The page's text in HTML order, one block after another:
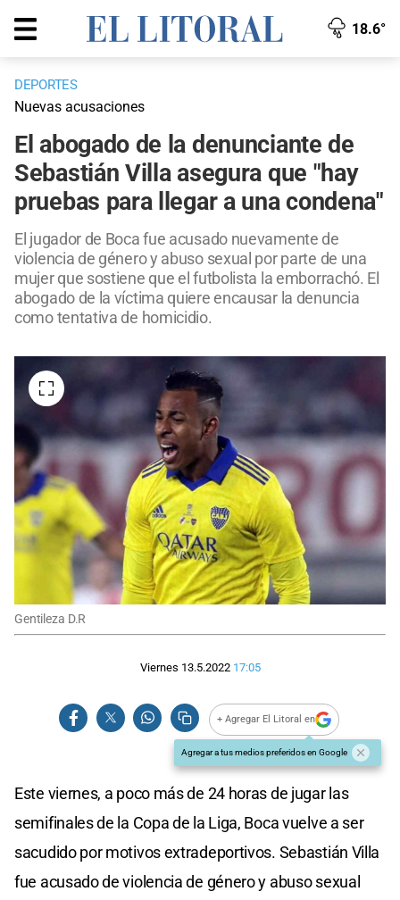
18.6°
DEPORTES
Nuevas acusaciones
El abogado de la denunciante de
Sebastián Villa asegura que "hay
pruebas para llegar a una condena"
El jugador de Boca fue acusado nuevamente de
violencia de género y abuso sexual por parte de una
mujer que sostiene que el futbolista la emborrachó. El
abogado de la víctima quiere encausar la denuncia
como tentativa de homicidio.
Gentileza D.R
Viernes 13.5.2022 17:05
+ Agregar El Litoral en
Agregar a tus medios preferidos en Google
Este viernes, a poco más de 24 horas de jugar las
semifinales de la Copa de la Liga, Boca vuelve a ser
sacudido por motivos extradeportivos. Sebastián Villa
fue acusado de violencia de género y abuso sexual